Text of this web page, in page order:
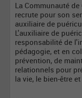
La Communauté
recrute pour son
auxiliaire de
L'auxiliaire de
responsabilité de
pédagogie, et en
prévention, de
relationnels pour
la vie, le bien-être